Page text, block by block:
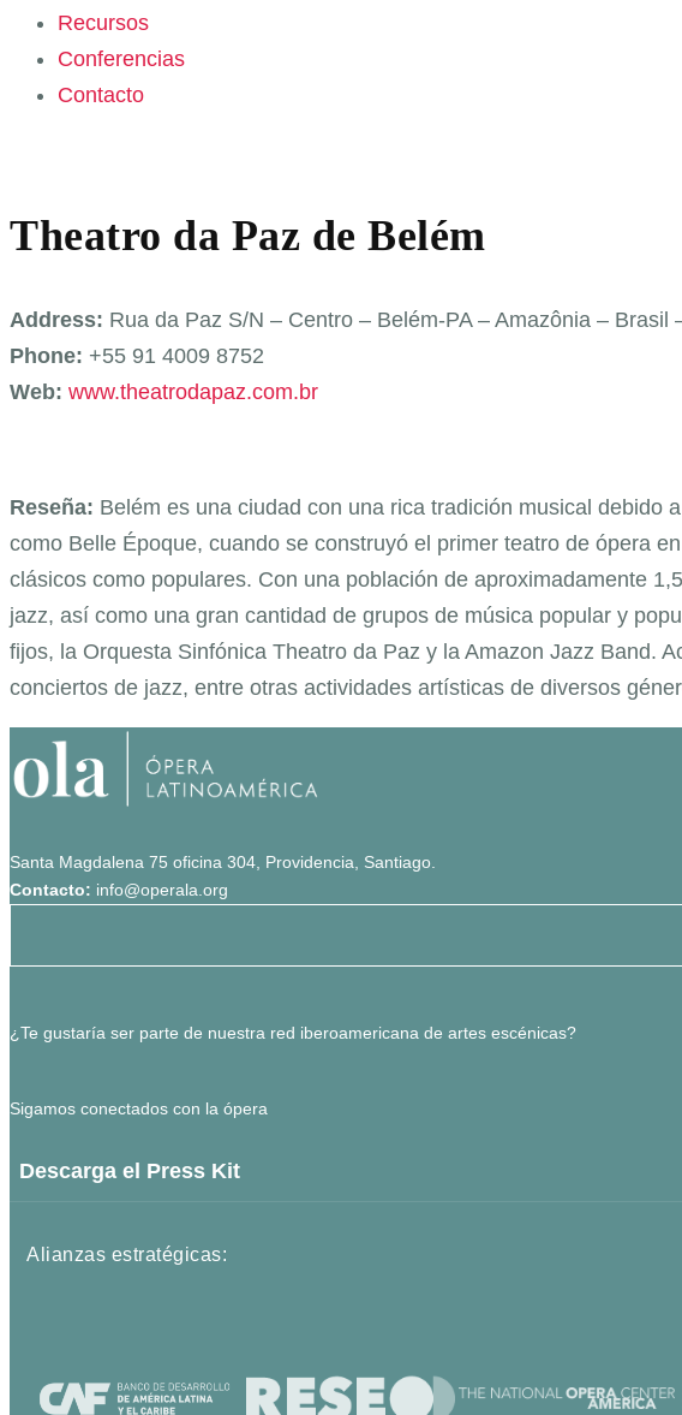
Recursos
Conferencias
Contacto
Theatro da Paz de Belém
Address: Rua da Paz S/N – Centro – Belém-PA – Amazônia – Brasil
Phone: +55 91 4009 8752
Web: www.theatrodapaz.com.br
Reseña: Belém es una ciudad con una rica tradición musical debido
como Belle Époque, cuando se construyó el primer teatro de ópera
clásicos como populares. Con una población de aproximadamente
jazz, así como una gran cantidad de grupos de música popular y
fijos, la Orquesta Sinfónica Theatro da Paz y la Amazon Jazz Band.
conciertos de jazz, entre otras actividades artísticas de diversos
Santa Magdalena 75 oficina 304, Providencia, Santiago.
Contacto: info@operala.org
¿Te gustaría ser parte de nuestra red iberoamericana de artes escénicas?
Sigamos conectados con la ópera
Descarga el Press Kit
Alianzas estratégicas: